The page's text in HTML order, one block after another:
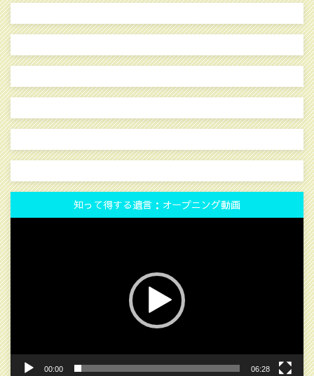
知って得する遺言：オープニング動画
動
画
プ
レ
ー
ヤ
ー
00:00 06:28